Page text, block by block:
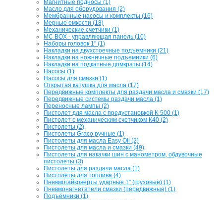
Магнитные подносы (1)
Масло для оборудования (2)
Мембранные насосы и комплекты (16)
Мерные емкости (18)
Механические счетчики (1)
МС BOX - управляющая панель (10)
Наборы головок 1" (1)
Накладки на двухстоечные подъемники (21)
Накладки на ножничные подъемники (6)
Накладки на подкатные домкраты (14)
Насосы (1)
Насосы для смазки (1)
Открытая катушка для масла (17)
Передвижные комплекты для раздачи масла и смазки (17)
Передвижные системы раздачи масла (1)
Переносные лампы (2)
Пистолет для масла с предустановкой K 500 (1)
Пистолет с механическим счетчиком К40 (2)
Пистолеты (2)
Пистолеты Graco ручные (1)
Пистолеты для масла Easy Oil (2)
Пистолеты для масла и смазки (49)
Пистолеты для накачки шин с манометром, обдувочные
пистолеты (3)
Пистолеты для раздачи масла (1)
Пистолеты для топлива (4)
Пневмогайковерты ударные 1" (грузовые) (1)
Пневмонагнетатели смазки (передвижные) (1)
Подъёмники (1)